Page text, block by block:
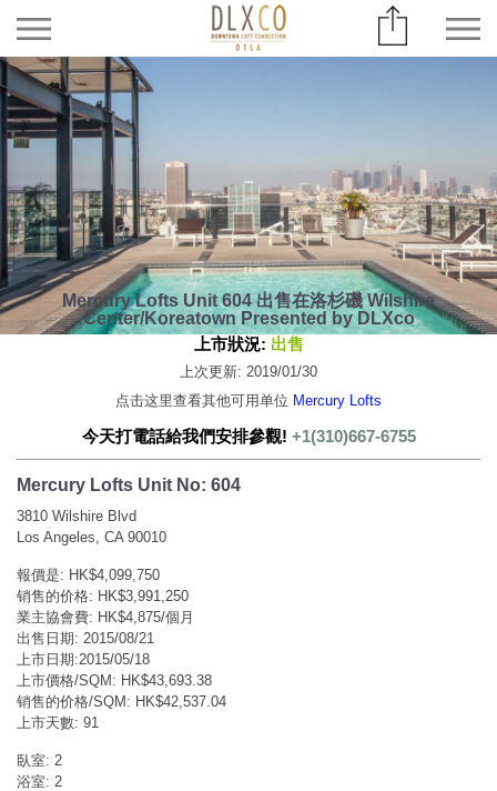
Mercury Lofts Unit 604 出售在洛杉磯 Wilshire
Center/Koreatown Presented by DLXco
上市狀況: 出售
上次更新: 2019/01/30
点击这里查看其他可用单位 Mercury Lofts
今天打電話給我們安排參觀! +1(310)667-6755
Mercury Lofts Unit No: 604
3810 Wilshire Blvd
Los Angeles, CA 90010
報價是: HK$4,099,750
销售的价格: HK$3,991,250
業主協會費: HK$4,875/個月
出售日期: 2015/08/21
上市日期:2015/05/18
上市價格/SQM: HK$43,693.38
销售的价格/SQM: HK$42,537.04
上市天數: 91
臥室: 2
浴室: 2